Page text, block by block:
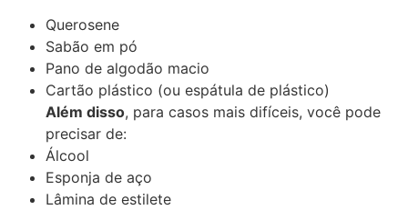
Querosene
Sabão em pó
Pano de algodão macio
Cartão plástico (ou espátula de plástico)
Além disso, para casos mais difíceis, você pode
precisar de:
Álcool
Esponja de aço
Lâmina de estilete